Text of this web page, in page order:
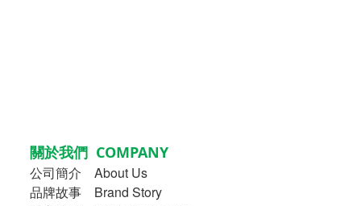
關於我們 COMPANY
公司簡介
About Us
品牌故事
Brand Story